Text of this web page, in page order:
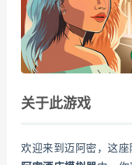
关于此游戏
欢迎来到迈阿密，这